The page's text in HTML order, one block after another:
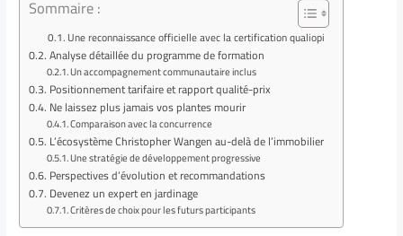
Sommaire :
Une reconnaissance officielle avec la certification qualiopi
Analyse détaillée du programme de formation
Un accompagnement communautaire inclus
Positionnement tarifaire et rapport qualité-prix
Ne laissez plus jamais vos plantes mourir
Comparaison avec la concurrence
L’écosystème Christopher Wangen au-delà de l’immobilier
Une stratégie de développement progressive
Perspectives d’évolution et recommandations
Devenez un expert en jardinage
Critères de choix pour les futurs participants